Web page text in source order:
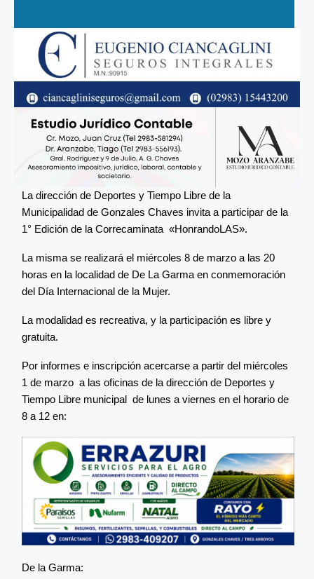
La dirección de Deportes y Tiempo Libre de la
Municipalidad de Gonzales Chaves invita a participar de la
1° Edición de la Correcaminata «HonrandoLAS».
La misma se realizará el miércoles 8 de marzo a las 20
horas en la localidad de De La Garma en conmemoración
del Día Internacional de la Mujer.
La modalidad es recreativa, y la participación es libre y
gratuita.
Por informes e inscripción acercarse a partir del miércoles
1 de marzo a las oficinas de la dirección de Deportes y
Tiempo Libre municipal de lunes a viernes en el horario de
8 a 12 en:
De la Garma: